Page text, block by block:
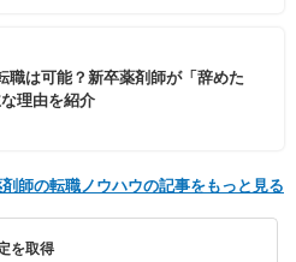
職は可能？新卒薬剤師が「辞めた
理由を紹介
師の転職ノウハウの記事をもっと見る
を取得